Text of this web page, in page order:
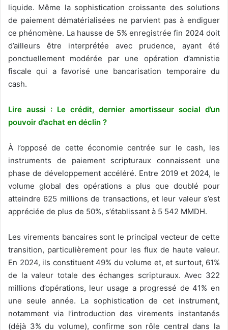
liquide. Même la sophistication croissante des solutions
de paiement dématérialisées ne parvient pas à endiguer
ce phénomène. La hausse de 5% enregistrée fin 2024 doit
d’ailleurs être interprétée avec prudence, ayant été
ponctuellement modérée par une opération d’amnistie
fiscale qui a favorisé une bancarisation temporaire du
cash.
Lire aussi : Le crédit, dernier amortisseur social d’un
pouvoir d’achat en déclin ?
À l’opposé de cette économie centrée sur le cash, les
instruments de paiement scripturaux connaissent une
phase de développement accéléré. Entre 2019 et 2024, le
volume global des opérations a plus que doublé pour
atteindre 625 millions de transactions, et leur valeur s’est
appréciée de plus de 50%, s’établissant à 5 542 MMDH.
Les virements bancaires sont le principal vecteur de cette
transition, particulièrement pour les flux de haute valeur.
En 2024, ils constituent 49% du volume et, et surtout, 61%
de la valeur totale des échanges scripturaux. Avec 322
millions d’opérations, leur usage a progressé de 41% en
une seule année. La sophistication de cet instrument,
notamment via l’introduction des virements instantanés
(déjà 3% du volume), confirme son rôle central dans la